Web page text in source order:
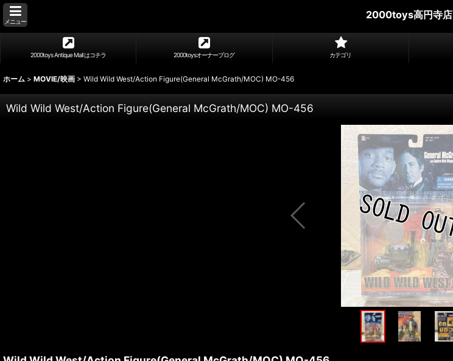
メニュー
2000toys高円寺店
2000toys Antique Mall はコチラ 2000toysオーナーブログ カテゴリ
ホーム > MOVIE/映画 > Wild Wild West/Action Figure(General McGrath/MOC) MO-456
Wild Wild West/Action Figure(General McGrath/MOC) MO-456